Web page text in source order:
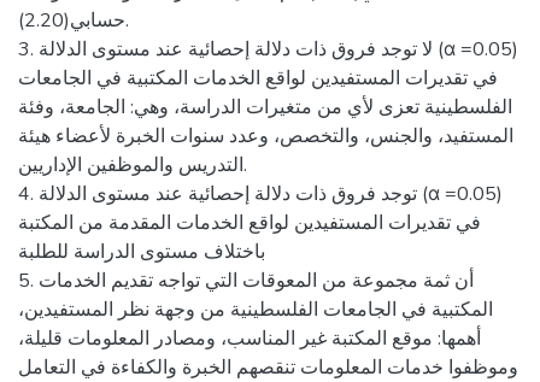
حسابي(2.20).
3. لا توجد فروق ذات دلالة إحصائية عند مستوى الدلالة (α =0.05)
في تقديرات المستفيدين لواقع الخدمات المكتبية في الجامعات
الفلسطينية تعزى لأي من متغيرات الدراسة، وهي: الجامعة، وفئة
المستفيد، والجنس، والتخصص، وعدد سنوات الخبرة لأعضاء هيئة
التدريس والموظفين الإداريين.
4. توجد فروق ذات دلالة إحصائية عند مستوى الدلالة (α =0.05)
في تقديرات المستفيدين لواقع الخدمات المقدمة من المكتبة
باختلاف مستوى الدراسة للطلبة
5. أن ثمة مجموعة من المعوقات التي تواجه تقديم الخدمات
المكتبية في الجامعات الفلسطينية من وجهة نظر المستفيدين،
أهمها: موقع المكتبة غير المناسب، ومصادر المعلومات قليلة،
وموظفوا خدمات المعلومات تنقصهم الخبرة والكفاءة في التعامل